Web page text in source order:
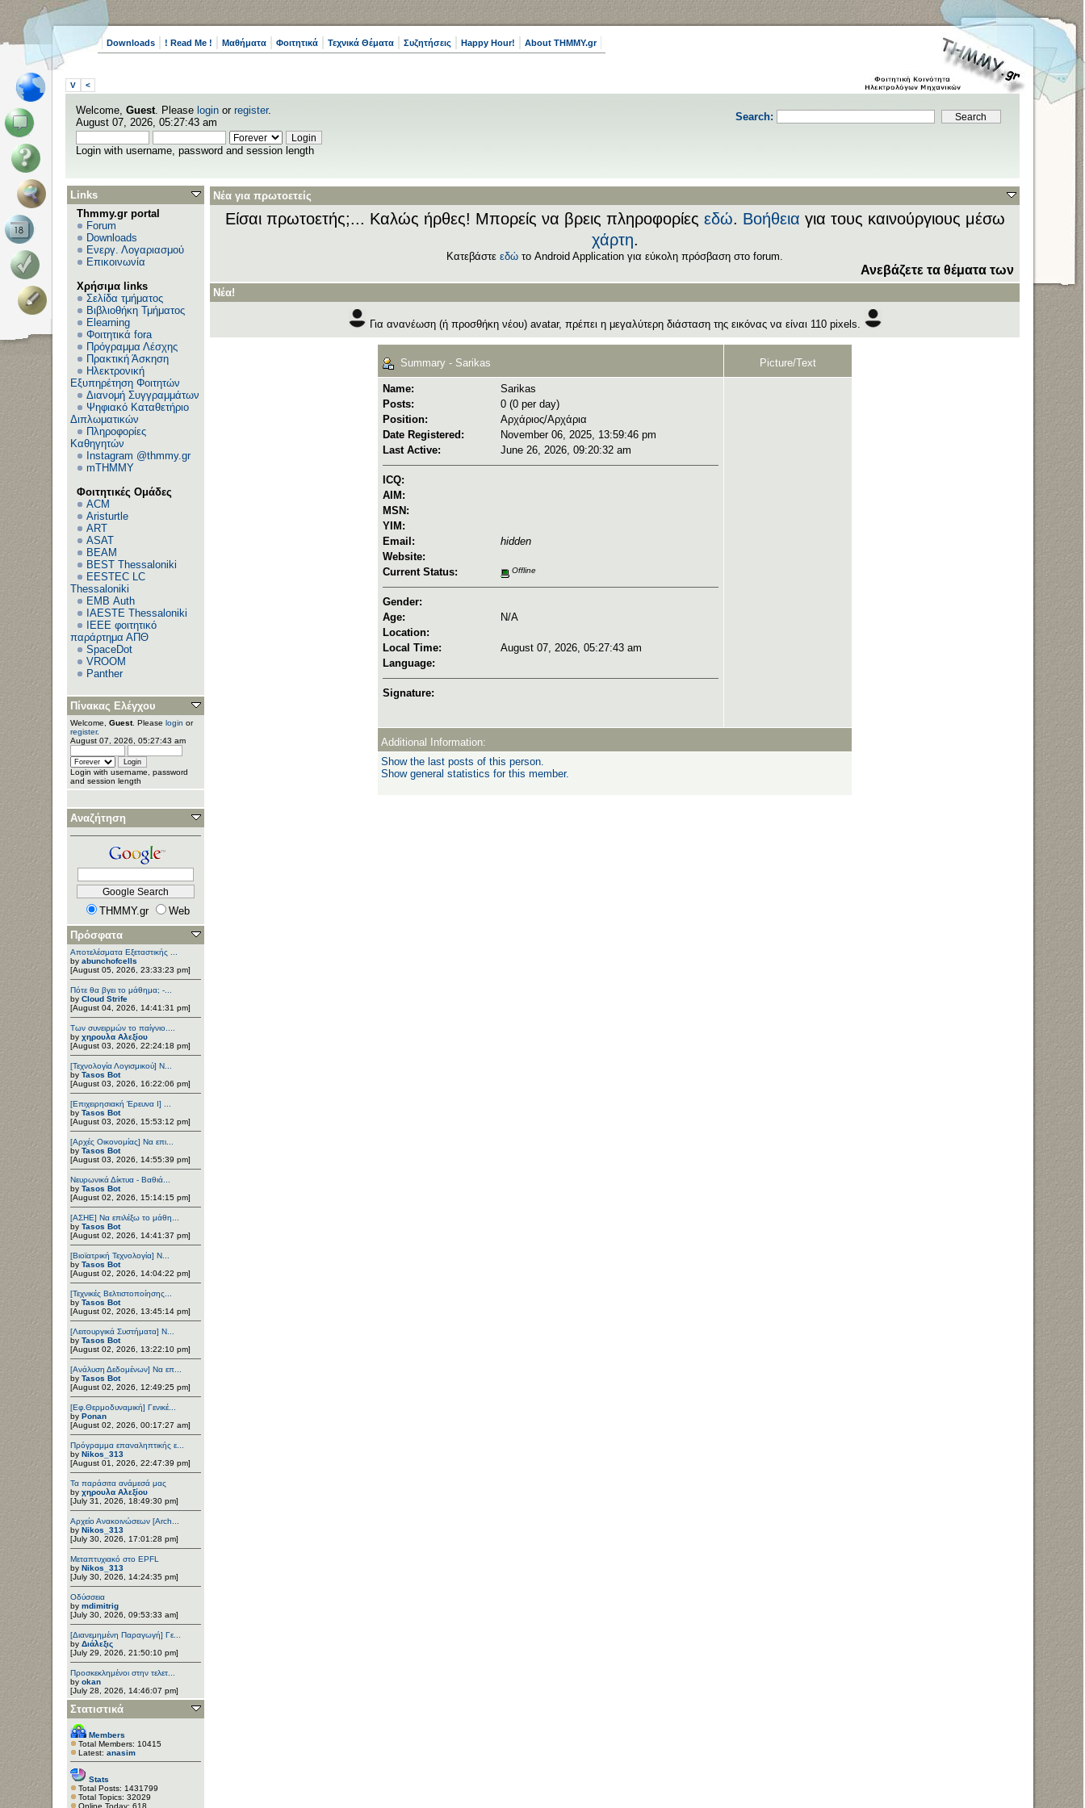
Downloads ! Read Me ! Μαθήματα Φοιτητικά Τεχνικά Θέματα Συζητήσεις Happy Hour! About THMMY.gr
V <
Search:
Welcome, Guest. Please login or register.
August 07, 2026, 05:27:43 am
Login with username, password and session length
Links
Thmmy.gr portal
Forum
Downloads
Ενεργ. Λογαριασμού
Επικοινωνία
Χρήσιμα links
Σελίδα τμήματος
Βιβλιοθήκη Τμήματος
Elearning
Φοιτητικά fora
Πρόγραμμα Λέσχης
Πρακτική Άσκηση
Ηλεκτρονική
Εξυπηρέτηση Φοιτητών
Διανομή Συγγραμμάτων
Ψηφιακό Καταθετήριο
Διπλωματικών
Πληροφορίες
Καθηγητών
Instagram @thmmy.gr
mTHMMY
Φοιτητικές Ομάδες
ACM
Aristurtle
ART
ASAT
BEAM
BEST Thessaloniki
EESTEC LC
Thessaloniki
EΜΒ Auth
IAESTE Thessaloniki
IEEE φοιτητικό
παράρτημα ΑΠΘ
SpaceDot
VROOM
Panther
Πίνακας Ελέγχου
Welcome, Guest. Please login or
register.
August 07, 2026, 05:27:43 am
Login with username, password
and session length
Αναζήτηση
THMMY.gr
Web
Πρόσφατα
Αποτελέσματα Εξεταστικής ...
by abunchofcells
[August 05, 2026, 23:33:23 pm]
Πότε θα βγει το μάθημα; -...
by Cloud Strife
[August 04, 2026, 14:41:31 pm]
Των συνειρμών το παίγνιο....
by χηρουλα Αλεξίου
[August 03, 2026, 22:24:18 pm]
[Τεχνολογία Λογισμικού] Ν...
by Tasos Bot
[August 03, 2026, 16:22:06 pm]
[Επιχειρησιακή Έρευνα Ι] ...
by Tasos Bot
[August 03, 2026, 15:53:12 pm]
[Αρχές Οικονομίας] Να επι...
by Tasos Bot
[August 03, 2026, 14:55:39 pm]
Νευρωνικά Δίκτυα - Βαθιά...
by Tasos Bot
[August 02, 2026, 15:14:15 pm]
[ΑΣΗΕ] Να επιλέξω το μάθη...
by Tasos Bot
[August 02, 2026, 14:41:37 pm]
[Βιοϊατρική Τεχνολογία] Ν...
by Tasos Bot
[August 02, 2026, 14:04:22 pm]
[Τεχνικές Βελτιστοποίησης...
by Tasos Bot
[August 02, 2026, 13:45:14 pm]
[Λειτουργικά Συστήματα] Ν...
by Tasos Bot
[August 02, 2026, 13:22:10 pm]
[Ανάλυση Δεδομένων] Να επ...
by Tasos Bot
[August 02, 2026, 12:49:25 pm]
[Εφ.Θερμοδυναμική] Γενικέ...
by Ponan
[August 02, 2026, 00:17:27 am]
Πρόγραμμα επαναληπτικής ε...
by Nikos_313
[August 01, 2026, 22:47:39 pm]
Τα παράσιτα ανάμεσά μας
by χηρουλα Αλεξίου
[July 31, 2026, 18:49:30 pm]
Αρχείο Ανακοινώσεων [Arch...
by Nikos_313
[July 30, 2026, 17:01:28 pm]
Μεταπτυχιακό στο EPFL
by Nikos_313
[July 30, 2026, 14:24:35 pm]
Οδύσσεια
by mdimitrig
[July 30, 2026, 09:53:33 am]
[Διανεμημένη Παραγωγή] Γε...
by Διάλεξις
[July 29, 2026, 21:50:10 pm]
Προσκεκλημένοι στην τελετ...
by okan
[July 28, 2026, 14:46:07 pm]
Στατιστικά
Members
Total Members: 10415
Latest: anasim
Stats
Total Posts: 1431799
Total Topics: 32029
Online Today: 618
Νέα για πρωτοετείς
Είσαι πρωτοετής;... Καλώς ήρθες! Μπορείς να βρεις πληροφορίες εδώ. Βοήθεια για τους καινούργιους μέσω
χάρτη.
Κατεβάστε εδώ το Android Application για εύκολη πρόσβαση στο forum.
Ανεβάζετε τα θέματα των εξετάσεων
Νέα!
Για ανανέωση (ή προσθήκη νέου) avatar, πρέπει η μεγαλύτερη διάσταση της εικόνας να είναι 110 pixels.
Summary - Sarikas Picture/Text
Name:
Sarikas
Posts:
0 (0 per day)
Position:
Αρχάριος/Αρχάρια
Date Registered:
November 06, 2025, 13:59:46 pm
Last Active:
June 26, 2026, 09:20:32 am
ICQ:
AIM:
MSN:
YIM:
Email:
hidden
Website:
Current Status:
Offline
Gender:
Age:
N/A
Location:
Local Time:
August 07, 2026, 05:27:43 am
Language:
Signature:
Additional Information:
Show the last posts of this person.
Show general statistics for this member.